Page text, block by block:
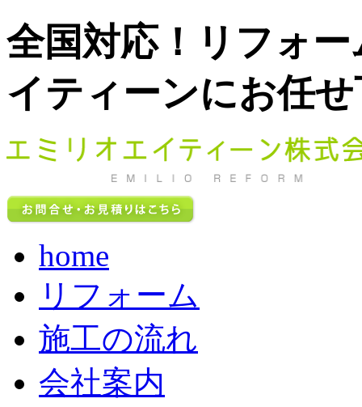
全国対応！リフォ
イティーンにお任
home
リフォーム
施工の流れ
会社案内